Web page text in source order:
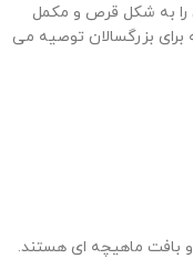
را به شکل قرص و مکمل
5 منبع مختلف که برای بزرگسالان توصیه می
بافت ماهیچه ای هستند.